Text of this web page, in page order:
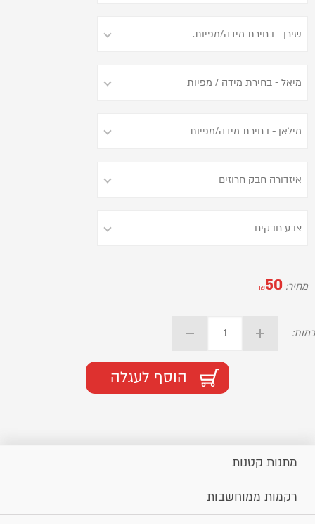
מחיר: 50
₪
כמות:
הוסף לעגלה
מתנות קטנות
רקמות ממוחשבות